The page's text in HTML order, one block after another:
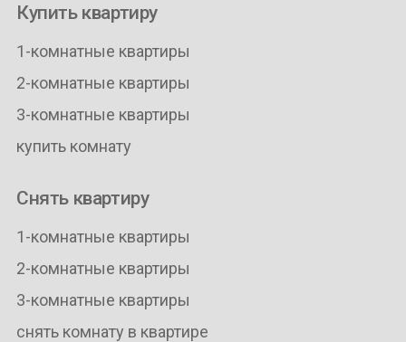
Купить квартиру
1-комнатные квартиры
2-комнатные квартиры
3-комнатные квартиры
купить комнату
Снять квартиру
1-комнатные квартиры
2-комнатные квартиры
3-комнатные квартиры
снять комнату в квартире